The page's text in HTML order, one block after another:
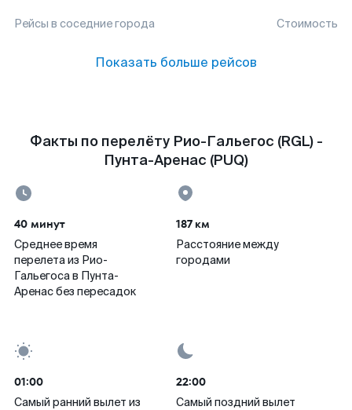
Рейсы в соседние города Стоимость
Показать больше рейсов
Факты по перелёту Рио-Гальегос (RGL) -
Пунта-Аренас (PUQ)
40 минут
Среднее время
перелета из Рио-
Гальегоса в Пунта-
Аренас без пересадок
187 км
Расстояние между
городами
01:00
Самый ранний вылет из
22:00
Самый поздний вылет